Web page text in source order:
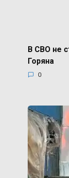
В СВО не
Горяна
0